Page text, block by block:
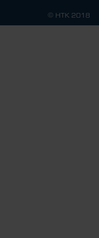
© HTK 2018